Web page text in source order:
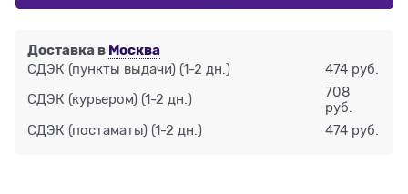
Доставка в Москва
СДЭК (пункты выдачи) (1-2 дн.) 474 руб.
СДЭК (курьером) (1-2 дн.)
708
руб.
СДЭК (постаматы) (1-2 дн.) 474 руб.